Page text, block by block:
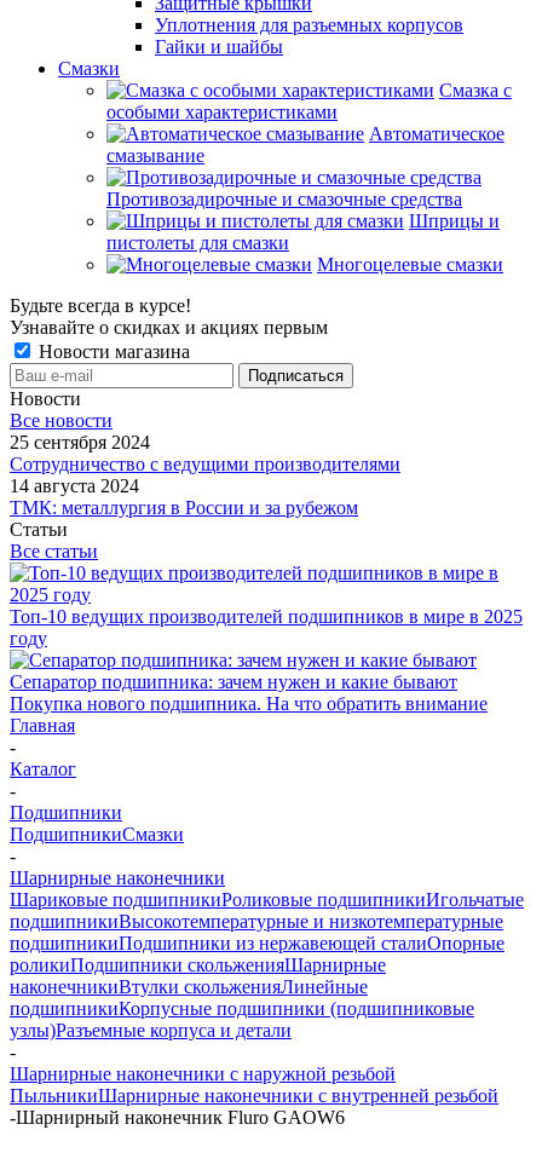
Уплотнения для разъемных корпусов
Гайки и шайбы
Смазки
Смазка с
особыми характеристиками
Автоматическое
смазывание
Противозадирочные и смазочные средства
Шприцы и
пистолеты для смазки
Многоцелевые смазки
Будьте всегда в курсе!
Узнавайте о скидках и акциях первым
Новости магазина
Новости
Все новости
25 сентября 2024
Сотрудничество с ведущими производителями
14 августа 2024
ТМК: металлургия в России и за рубежом
Статьи
Все статьи
Топ-10 ведущих производителей подшипников в мире в 2025
году
Сепаратор подшипника: зачем нужен и какие бывают
Покупка нового подшипника. На что обратить внимание
Главная
-
Каталог
-
Подшипники
ПодшипникиСмазки
-
Шарнирные наконечники
Шариковые подшипникиРоликовые подшипникиИгольчатые
подшипникиВысокотемпературные и низкотемпературные
подшипникиПодшипники из нержавеющей сталиОпорные
роликиПодшипники скольженияШарнирные
наконечникиВтулки скольженияЛинейные
подшипникиКорпусные подшипники (подшипниковые
узлы)Разъемные корпуса и детали
-
Шарнирные наконечники с наружной резьбой
ПыльникиШарнирные наконечники с внутренней резьбой
-Шарнирный наконечник Fluro GAOW6